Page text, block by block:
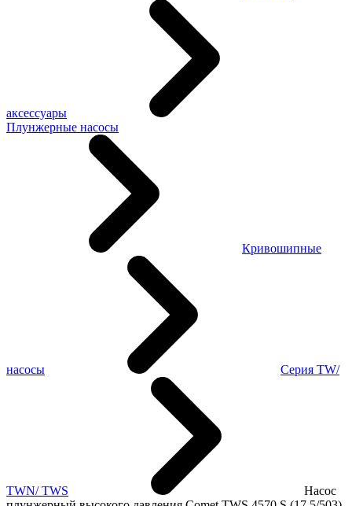
аксессуары
Плунжерные насосы
Кривошипные
насосы Серия TW/
TWN/ TWS
Насос